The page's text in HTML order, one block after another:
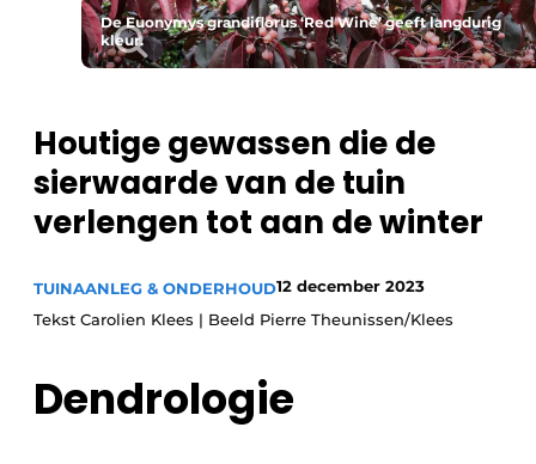
Groen in de zorg
Home
Nieuwsbrief
Podcasts
Privacy / Cookie statement
Vacature aanmelden
Video’s
De Euonymys grandiflorus ‘Red Wine’ geeft langdurig
kleur.
Houtige gewassen die de
sierwaarde van de tuin
verlengen tot aan de winter
TUINAANLEG & ONDERHOUD12 december 2023
Tekst Carolien Klees | Beeld Pierre Theunissen/Klees
Dendrologie